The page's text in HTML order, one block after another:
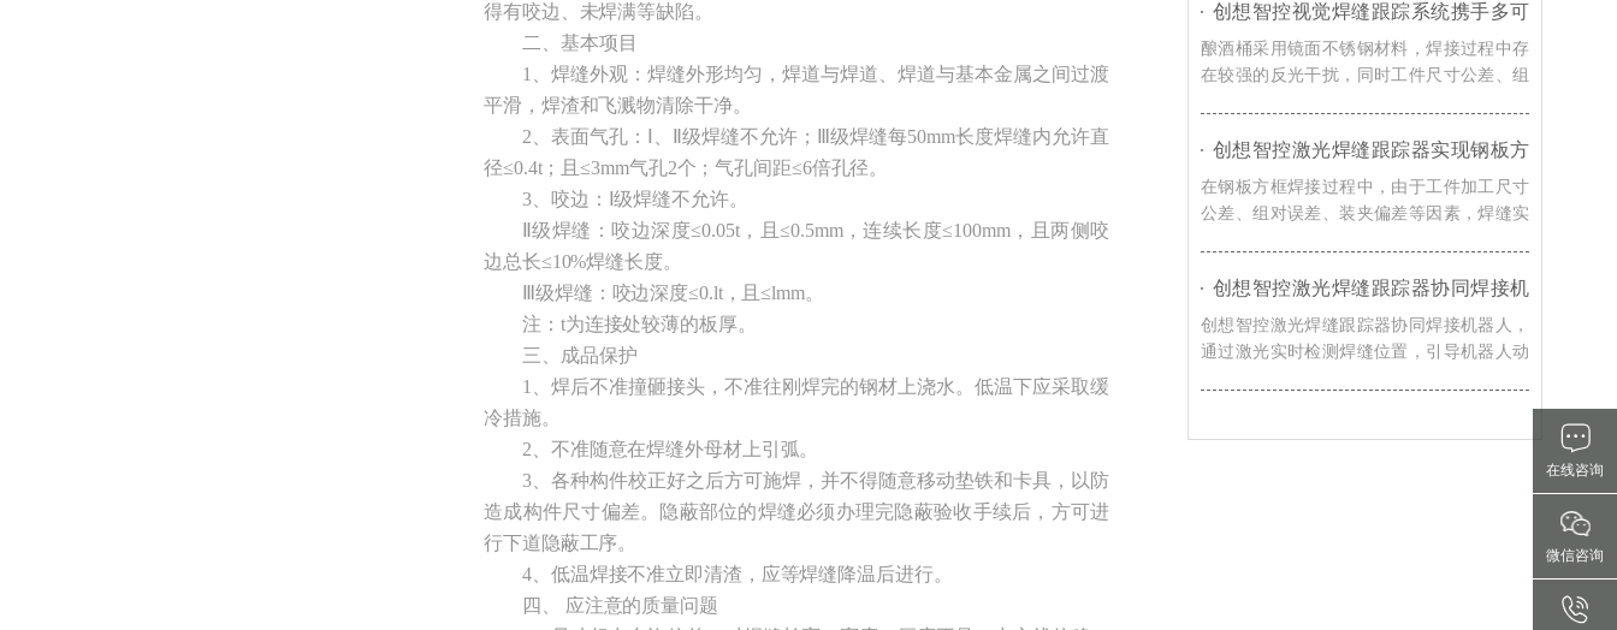
得有咬边、未焊满等缺陷。
二、基本项目
1、焊缝外观：焊缝外形均匀，焊道与焊道、焊道与基本金属之间过渡
平滑，焊渣和飞溅物清除干净。
2、表面气孔：Ⅰ、Ⅱ级焊缝不允许；Ⅲ级焊缝每50mm长度焊缝内允许直
径≤0.4t；且≤3mm气孔2个；气孔间距≤6倍孔径。
3、咬边：Ⅰ级焊缝不允许。
Ⅱ级焊缝：咬边深度≤0.05t，且≤0.5mm，连续长度≤100mm，且两侧咬
边总长≤10%焊缝长度。
Ⅲ级焊缝：咬边深度≤0.lt，且≤lmm。
注：t为连接处较薄的板厚。
三、成品保护
1、焊后不准撞砸接头，不准往刚焊完的钢材上浇水。低温下应采取缓
冷措施。
2、不准随意在焊缝外母材上引弧。
3、各种构件校正好之后方可施焊，并不得随意移动垫铁和卡具，以防
造成构件尺寸偏差。隐蔽部位的焊缝必须办理完隐蔽验收手续后，方可进
行下道隐蔽工序。
4、低温焊接不准立即清渣，应等焊缝降温后进行。
四、 应注意的质量问题
接系统对车辆转向架适应能力。
创想智控视觉焊缝跟踪系统携手多可
协作机器人，赋能酿酒桶焊接智能化
升级
酿酒桶采用镜面不锈钢材料，焊接过程中存
在较强的反光干扰，同时工件尺寸公差、组
缝跟踪系统通过实时视觉检测与智能轨迹修
正技术，赋能酿酒桶焊接智能化升级。
创想智控激光焊缝跟踪器实现钢板方
框激光寻位焊接自动化的解决方案
在钢板方框焊接过程中，由于工件加工尺寸
公差、组对误差、装夹偏差等因素，焊缝实
接质量和生产效率。对此，创想智控激光焊
缝跟踪器可协同各类焊接机器人实现更加高
效、稳定的自动化焊接。
创想智控激光焊缝跟踪器协同焊接机
器人，实现浮箱焊接实时跟踪与智能
纠偏
创想智控激光焊缝跟踪器协同焊接机器人，
通过激光实时检测焊缝位置，引导机器人动
在线咨询
微信咨询